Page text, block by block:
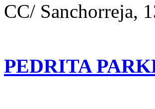
CC/ Sanchorreja,
PEDRITA